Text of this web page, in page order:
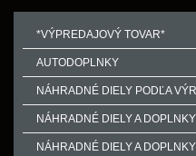
*VÝPREDAJOVÝ TOVAR*
AUTODOPLNKY
NÁHRADNÉ DIELY PODĽA
NÁHRADNÉ DIELY A
NÁHRADNÉ DIELY A